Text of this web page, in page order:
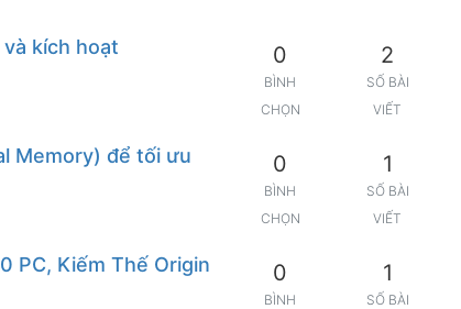
kích hoạt 0
BÌNH
CHỌN
2
SỐ BÀI
VIẾT
Memory) để tối ưu
0
BÌNH
CHỌN
1
SỐ BÀI
VIẾT
PC, Kiếm Thế Origin 0
BÌNH
1
SỐ BÀI